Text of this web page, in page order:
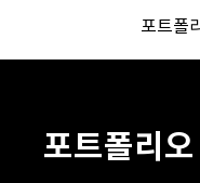
포트폴
포트폴리오